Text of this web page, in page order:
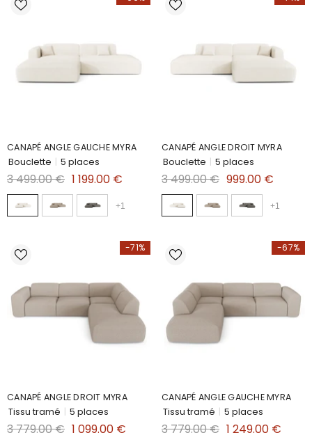
CANAPÉ ANGLE GAUCHE MYRA
Bouclette | 5 places
3 499.00 € 1 199.00 €
+1
CANAPÉ ANGLE DROIT MYRA
Bouclette | 5 places
3 499.00 € 999.00 €
+1
-71%
CANAPÉ ANGLE DROIT MYRA
Tissu tramé | 5 places
3 779.00 € 1 099.00 €
-67%
CANAPÉ ANGLE GAUCHE MYRA
Tissu tramé | 5 places
3 779.00 € 1 249.00 €